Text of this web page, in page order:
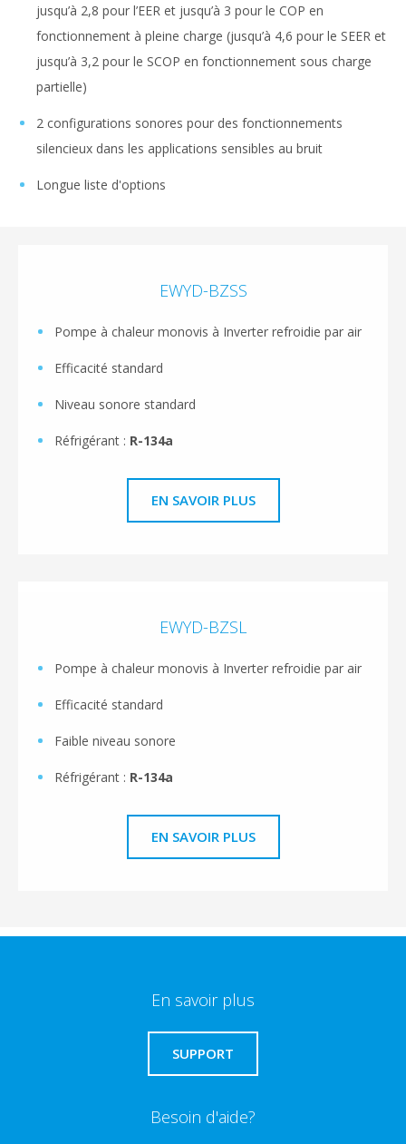
jusqu’à 2,8 pour l’EER et jusqu’à 3 pour le COP en
fonctionnement à pleine charge (jusqu’à 4,6 pour le SEER et
jusqu’à 3,2 pour le SCOP en fonctionnement sous charge
partielle)
2 configurations sonores pour des fonctionnements
silencieux dans les applications sensibles au bruit
Longue liste d'options
EWYD-BZSS
Pompe à chaleur monovis à Inverter refroidie par air
Efficacité standard
Niveau sonore standard
Réfrigérant : R-134a
EN SAVOIR PLUS
EWYD-BZSL
Pompe à chaleur monovis à Inverter refroidie par air
Efficacité standard
Faible niveau sonore
Réfrigérant : R-134a
EN SAVOIR PLUS
En savoir plus
SUPPORT
Besoin d'aide?